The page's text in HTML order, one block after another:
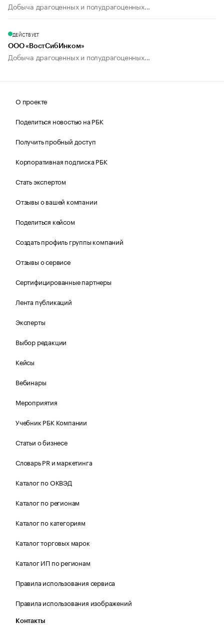
Добыча драгоценных и полудрагоценных...
ДЕЙСТВУЕТ
ООО «ВостСибИнком»
Добыча драгоценных и полудрагоценных...
О проекте
Поделиться новостью на РБК
Получить пробный доступ
Корпоративная подписка РБК
Стать экспертом
Отзывы о вашей компании
Поделиться кейсом
Создать профиль группы компаний
Отзывы о сервисе
Сертифицированные партнеры
Лента публикаций
Эксперты
Выбор редакции
Кейсы
Вебинары
Мероприятия
Учебник РБК Компании
Статьи о бизнесе
Словарь PR и маркетинга
Каталог по ОКВЭД
Каталог по регионам
Каталог по категориям
Каталог торговых марок
Каталог ИП по регионам
Правила использования сервиса
Правила использования изображений
Контакты